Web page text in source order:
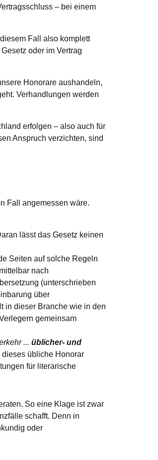
– bei einem
Fall also komplett
oder im Vertrag
Honorare aushandeln,
Verhandlungen werden
erfolgen – also auch für
Anspruch verzichten, sind
Fall angemessen wäre.
lässt das Gesetz keinen
Seiten auf solche Regeln
nach
(unterschrieben
über
in dieser Branche wie in den
gemeinsam
...üblicher- und
übliche Honorar
für literarische
So eine Klage ist zwar
schafft. Denn in
oder